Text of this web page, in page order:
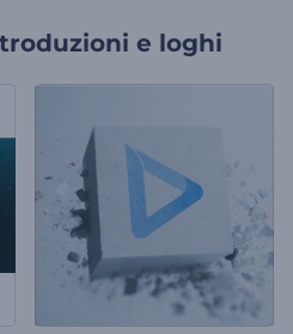
e loghi